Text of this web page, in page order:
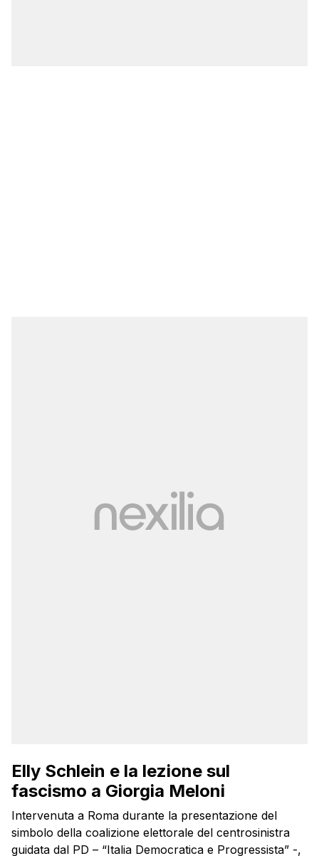
Elly Schlein e la lezione sul
fascismo a Giorgia Meloni
Intervenuta a Roma durante la presentazione del
simbolo della coalizione elettorale del centrosinistra
guidata dal PD – “Italia Democratica e Progressista” -,